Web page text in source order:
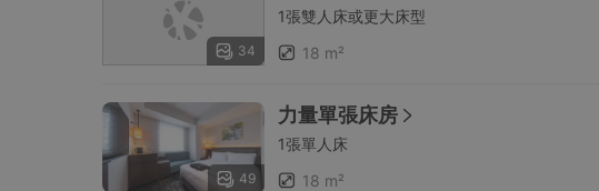
34
1張雙人床或更大床型
18 m²
49
力量單張床房
1張單人床
18 m²